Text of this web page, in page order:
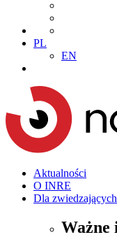
PL
EN
Aktualności
O INRE
Dla zwiedzających
Ważne